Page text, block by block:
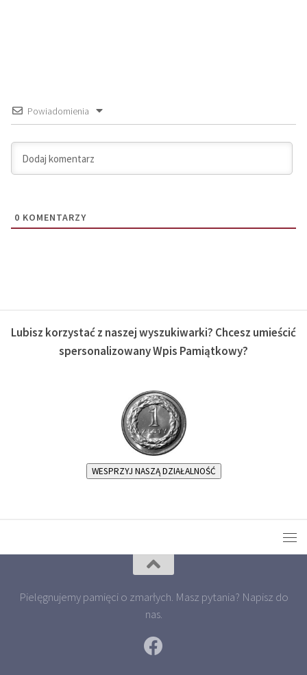
Powiadomienia
0 KOMENTARZY
Lubisz korzystać z naszej wyszukiwarki? Chcesz umieścić
spersonalizowany Wpis Pamiątkowy?
WESPRZYJ NASZĄ DZIAŁALNOŚĆ
Pielęgnujemy pamięci o zmarłych. Masz pytania? Napisz do
nas.